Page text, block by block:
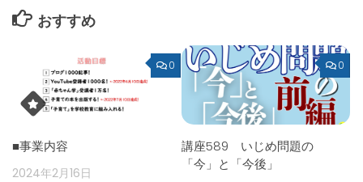
おすすめ
0
■事業内容
2024年2月16日
0
講座589 いじめ問題の
「今」と「今後」